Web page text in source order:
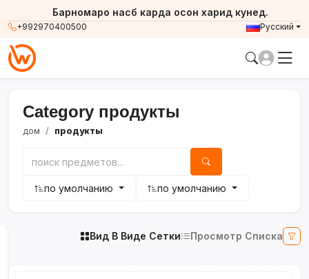
+992970400500
Барномаро насб карда осон харид кунед.
Русский
Category продукты
дом продукты
по умолчанию по умолчанию
Вид В Виде Сетки Просмотр Списка